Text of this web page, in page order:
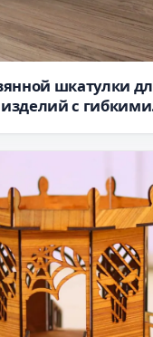
шкатулки
с гибкими